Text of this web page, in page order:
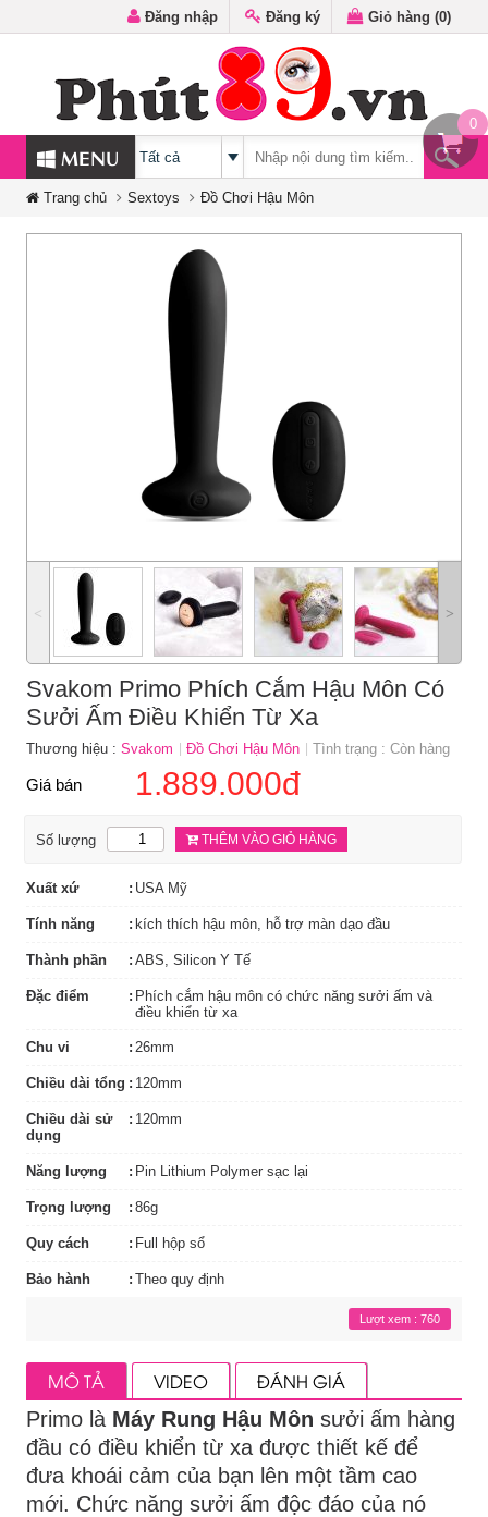
0
Đăng nhập Đăng ký Giỏ hàng (0)
MENU
Trang chủ Sextoys Đồ Chơi Hậu Môn
˂ ˃
Svakom Primo Phích Cắm Hậu Môn Có
Sưởi Ấm Điều Khiển Từ Xa
Thương hiệu : Svakom Đồ Chơi Hậu Môn Tình trạng : Còn hàng
Giá bán 1.889.000đ
Số lượng THÊM VÀO GIỎ HÀNG
Xuất xứ USA Mỹ
Tính năng kích thích hậu môn, hỗ trợ màn dạo đầu
Thành phần ABS, Silicon Y Tế
Đặc điểm
Phích cắm hậu môn có chức năng sưởi ấm và
điều khiển từ xa
Chu vi 26mm
Chiều dài tổng 120mm
Chiều dài sử
dụng
120mm
Năng lượng Pin Lithium Polymer sạc lại
Trọng lượng 86g
Quy cách Full hộp sổ
Bảo hành Theo quy định
Lượt xem : 760
MÔ TẢ VIDEO
ĐÁNH GIÁ
Primo là Máy Rung Hậu Môn sưởi ấm hàng
đầu có điều khiển từ xa được thiết kế để
đưa khoái cảm của bạn lên một tầm cao
mới. Chức năng sưởi ấm độc đáo của nó